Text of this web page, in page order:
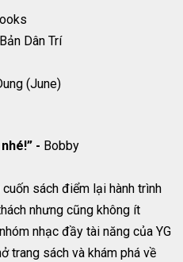
Dân Trí
(June)
- Bobby
sách điểm lại hành trình
nhưng cũng không ít
nhạc đầy tài năng của YG
trang sách và khám phá về